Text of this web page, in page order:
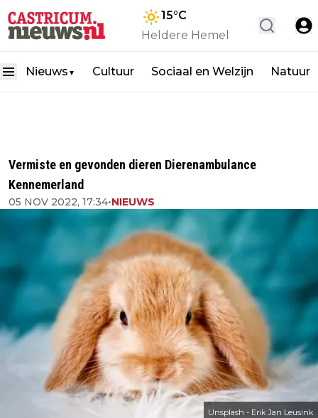
15°C
Heldere Hemel
Nieuws ▼ Cultuur Sociaal en Welzijn Natuur
Vermiste en gevonden dieren Dierenambulance
Kennemerland
05 NOV 2022, 17:34•NIEUWS
Unsplash - Erik Jan Leusink